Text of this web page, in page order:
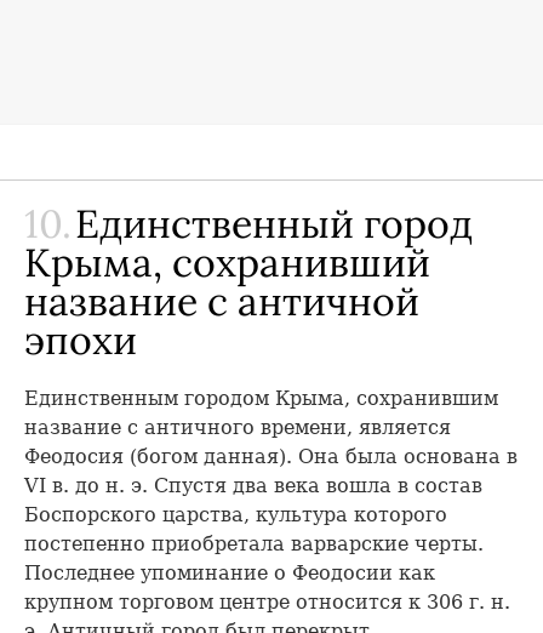
10.Единственный город
Крыма, сохранивший
название с античной
эпохи
Единственным городом Крыма, сохранившим
название с античного времени, является
Феодосия (богом данная). Она была основана в
VI в. до н. э. Спустя два века вошла в состав
Боспорского царства, культура которого
постепенно приобретала варварские черты.
Последнее упоминание о Феодосии как
крупном торговом центре относится к 306 г. н.